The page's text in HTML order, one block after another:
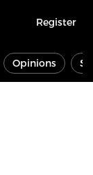
Register
Opinions